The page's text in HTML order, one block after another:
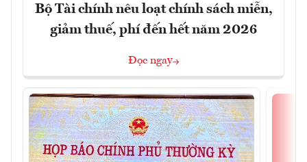
Bộ Tài chính nêu loạt chính sách miễn,
giảm thuế, phí đến hết năm 2026
Đọc ngay